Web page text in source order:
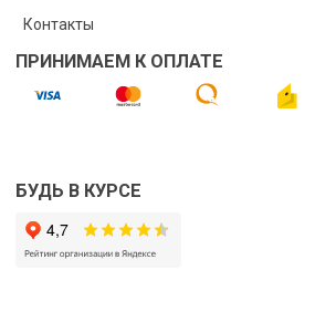
Контакты
ПРИНИМАЕМ К ОПЛАТЕ
БУДЬ В КУРСЕ